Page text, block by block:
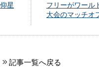
星
フリーがワール
大会のマッチオ
記事一覧へ戻る